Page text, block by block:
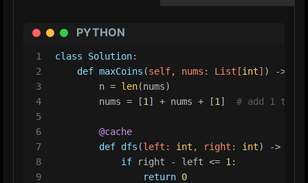
PYTHON
1
2
3
4
5
6
7
8
9
class Solution:
def maxCoins (self, nums: List [int] ) ->
        n =
len(nums)
        nums = [
1 ] + nums + [1 ] # add 1 to
        @cache
def dfs (left: int , right: int) ->
if right - left <= 1 :
return 0